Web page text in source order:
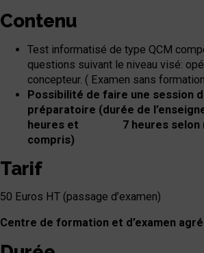
Contenu
Test informatisé de type QCM
questions suivant le niveau visé:
concepteur. ( Examen sans
Possibilité de faire une session
préparatoire (durée de
heures et 7 heures selon
compris)
Tarif
50 Euros HT (passage d’examen)
Centre de formation et d’examen